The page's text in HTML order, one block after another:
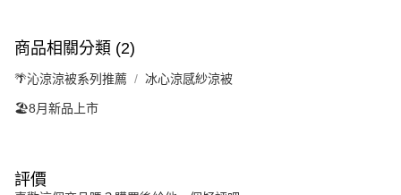
商品相關分類 (2)
🌴沁涼涼被系列推薦 冰心涼感紗涼被
🏖️8月新品上市
評價